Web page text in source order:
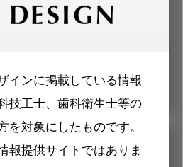
インに掲載している情報
技工士、歯科衛生士等の
を対象にしたものです。
報提供サイトではありま
ンをお届けします。
ット